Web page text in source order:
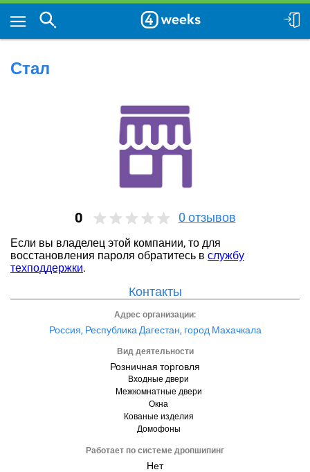
Стал
0 0 отзывов
Если вы владелец этой компании, то для
восстановления пароля обратитесь в службу
техподдержки.
Контакты
Адрес организации:
Россия, Республика Дагестан, город Махачкала
Вид деятельности
Розничная торговля
Входные двери
Межкомнатные двери
Окна
Кованые изделия
Домофоны
Работает по системе дропшипинг
Нет